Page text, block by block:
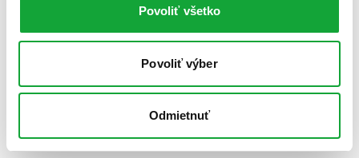
Povoliť všetko
Povoliť výber
Odmietnuť